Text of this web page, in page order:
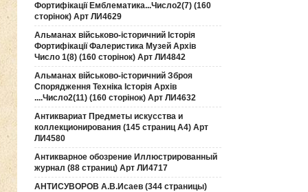
Фортифікації Емблематика...Число2(7) (160
сторінок) Арт ЛИ4629
Альманах військово-історичний Історія
Фортифікації Фалеристика Музей Архів
Число 1(8) (160 сторінок) Арт ЛИ4842
Альманах військово-історичний Зброя
Спорядження Техніка Історія Архів
....Число2(11) (160 сторінок) Арт ЛИ4632
Антиквариат Предметы искусства и
коллекционирования (145 страниц А4) Арт
ЛИ4580
Антикварное обозрение Иллюстрированный
журнал (88 страниц) Арт ЛИ4717
АНТИСУВОРОВ А.В.Исаев (344 страницы)